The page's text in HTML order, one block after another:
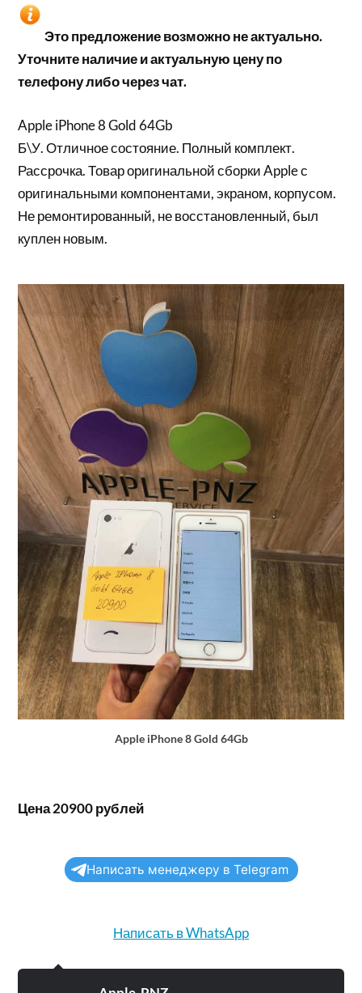
Это предложение возможно не актуально.
Уточните наличие и актуальную цену по
телефону либо через чат.
Apple iPhone 8 Gold 64Gb
Б\У. Отличное состояние. Полный комплект.
Рассрочка. Товар оригинальной сборки Apple с
оригинальными компонентами, экраном, корпусом.
Не ремонтированный, не восстановленный, был
куплен новым.
Apple iPhone 8 Gold 64Gb
Цена 20900 рублей
Написать менеджеру в Telegram
Написать в WhatsApp